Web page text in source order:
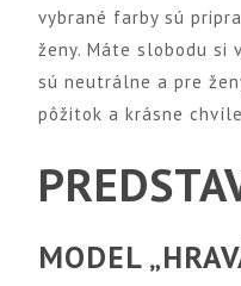
vybrané farby sú
ženy. Máte slobodu si
sú neutrálne a pre
pôžitok a krásne
MODEL